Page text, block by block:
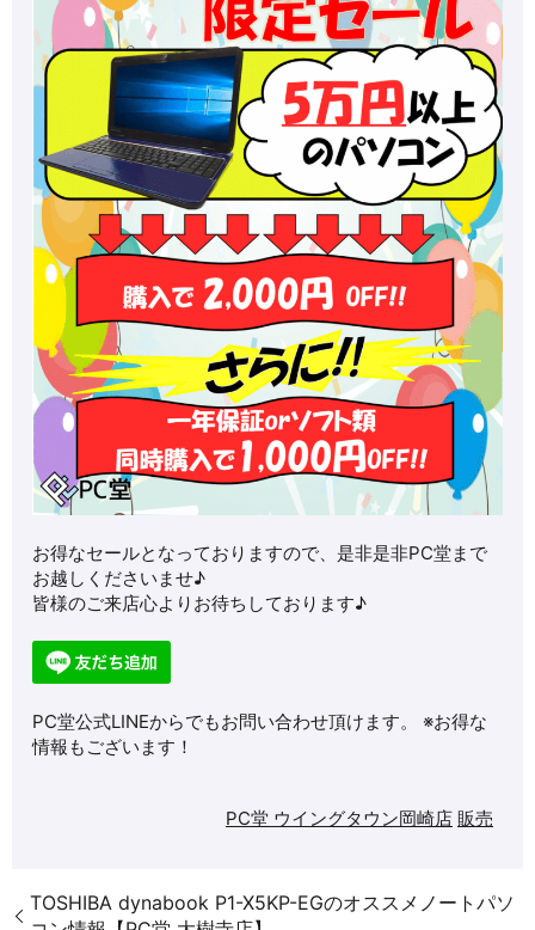
お得なセールとなっておりますので、是非是非PC堂まで
お越しくださいませ♪
皆様のご来店心よりお待ちしております♪
PC堂公式LINEからでもお問い合わせ頂けます。 ※お得な
情報もございます！
PC堂 ウイングタウン岡崎店 販売
TOSHIBA dynabook P1-X5KP-EGのオススメノートパソ